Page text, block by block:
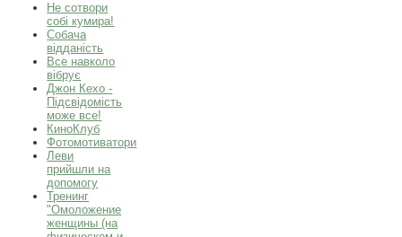
Не сотвори
собі кумира!
Собача
відданість
Все навколо
вібрує
Джон Кехо -
Підсвідомість
може все!
КиноКлуб
Фотомотиватори
Леви
прийшли на
допомогу
Тренинг
"Омоложение
женщины (на